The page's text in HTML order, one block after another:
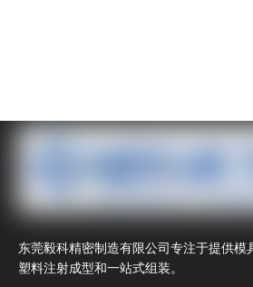
东莞毅科精密制造有限公司专注于提供模
塑料注射成型和一站式组装。